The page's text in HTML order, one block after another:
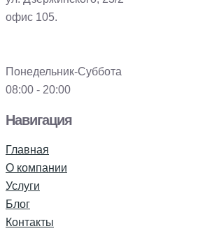
офис 105.
Понедельник-Суббота
08:00 - 20:00
Навигация
Главная
О компании
Услуги
Блог
Контакты